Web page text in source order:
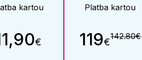
kartou
€
Platba kartou
119€142.80€